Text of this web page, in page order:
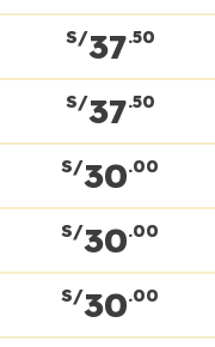
S/37.50
S/37.50
S/30.00
S/30.00
S/30.00